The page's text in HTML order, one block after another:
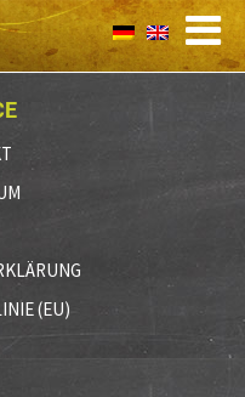
(EU)